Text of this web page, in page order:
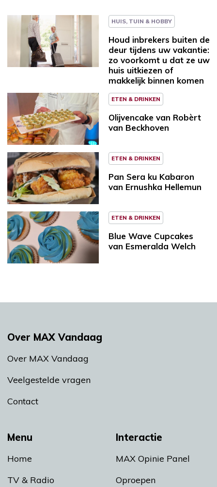
HUIS, TUIN & HOBBY
Houd inbrekers buiten de
deur tijdens uw vakantie:
zo voorkomt u dat ze uw
huis uitkiezen of
makkelijk binnen komen
ETEN & DRINKEN
Olijvencake van Robèrt
van Beckhoven
ETEN & DRINKEN
Pan Sera ku Kabaron
van Ernushka Hellemun
ETEN & DRINKEN
Blue Wave Cupcakes
van Esmeralda Welch
Menu
Home
TV & Radio
Interactie
MAX Opinie Panel
Oproepen
Over MAX Vandaag
Over MAX Vandaag
Veelgestelde vragen
Contact